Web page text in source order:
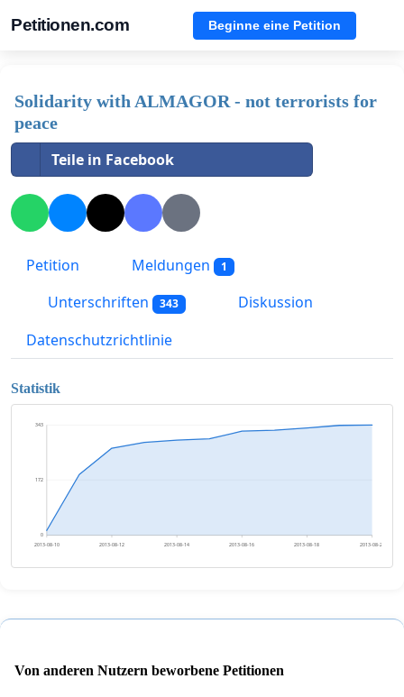
Petitionen.com Beginne eine Petition
Solidarity with ALMAGOR - not terrorists for
peace
Teile in Facebook
Petition Meldungen 1
Unterschriften 343
Diskussion
Datenschutzrichtlinie
Statistik
0
172
343
2013-08-10 2013-08-12 2013-08-14 2013-08-16 2013-08-18 2013-08-20
Von anderen Nutzern beworbene Petitionen